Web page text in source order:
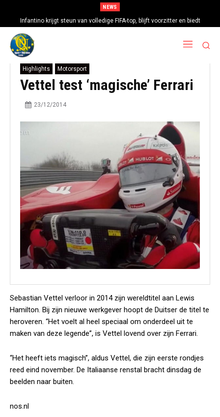
NEWS
Infantino krijgt steun van volledige FIFA-top, blijft voorzitter en biedt
excuses aan
Highlights Motorsport
Vettel test ‘magische’ Ferrari
23/12/2014
Sebastian Vettel verloor in 2014 zijn wereldtitel aan Lewis
Hamilton. Bij zijn nieuwe werkgever hoopt de Duitser de titel te
heroveren. “Het voelt al heel speciaal om onderdeel uit te
maken van deze legende”, is Vettel lovend over zijn Ferrari.
“Het heeft iets magisch”, aldus Vettel, die zijn eerste rondjes
reed eind november. De Italiaanse renstal bracht dinsdag de
beelden naar buiten.
nos.nl